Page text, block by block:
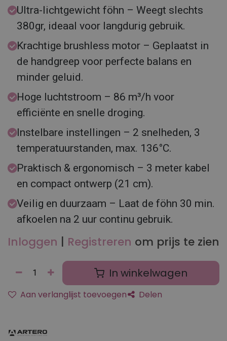
Ultra-lichtgewicht föhn – Weegt slechts
380gr, ideaal voor langdurig gebruik.
Krachtige brushless motor – Geplaatst in
de handgreep voor perfecte balans en
minder geluid.
Hoge luchtstroom – 86 m³/h voor
efficiënte en snelle droging.
Instelbare instellingen – 2 snelheden, 3
temperatuurstanden, max. 136°C.
Praktisch & ergonomisch – 3 meter kabel
en compact ontwerp (21 cm).
Veilig en duurzaam – Laat de föhn 30 min.
afkoelen na 2 uur continu gebruik.
Inloggen | Registreren om prijs te zien
In winkelwagen
Aan verlanglijst toevoegen Delen